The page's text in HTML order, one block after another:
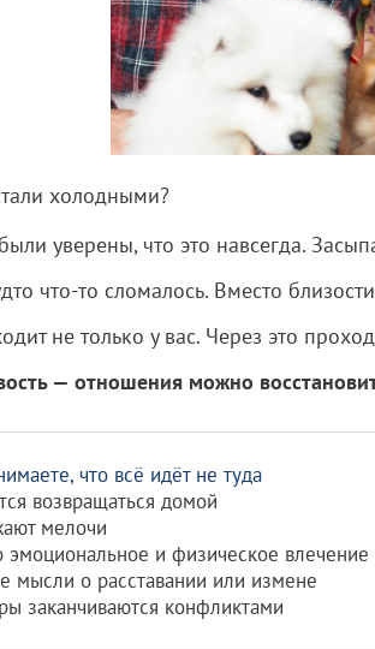
холодными?
уверены, что это навсегда.
что-то сломалось. Вместо
не только у вас. Через это
— отношения можно
что всё идёт не туда
возвращаться домой
мелочи
эмоциональное и физическое влечение
мысли о расставании или измене
заканчиваются конфликтами